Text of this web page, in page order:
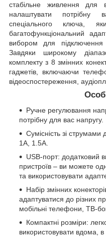
стабільне живлення для
налаштувати
спеціального ключа,
багатофункціональний
вибором для підключення
Завдяки широкому
комплекту з 8 змінних
гаджетів, включаючи
відеоспостереження,
Ручне регулювання
потрібну для вас напругу.
Сумісність зі
1А, 1.5А.
USB-порт: додатковий
пристроїв – ви можете
та використовувати
Набір змінних
адаптуватися до різних
мобільні телефони, ТВ-
Компактні розміри:
використовувати вдома,